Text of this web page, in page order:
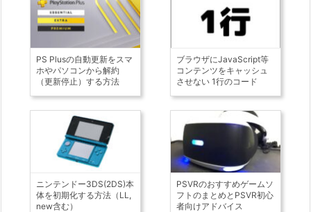
PS Plusの自動更新をスマ
ホやパソコンから解約
（更新停止）する方法
ブラウザにJavaScript等
コンテンツをキャッシュ
させない 1行のコード
ニンテンドー3DS(2DS)本
体を初期化する方法（LL,
new含む）
PSVRのおすすめゲームソ
フトのまとめとPSVR初心
者向けアドバイス